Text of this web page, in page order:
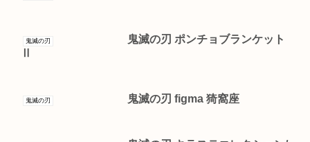
鬼滅の刃
鬼滅の刃 ポンチョブランケット
鬼滅の刃 鬼滅の刃 figma 猗窩座